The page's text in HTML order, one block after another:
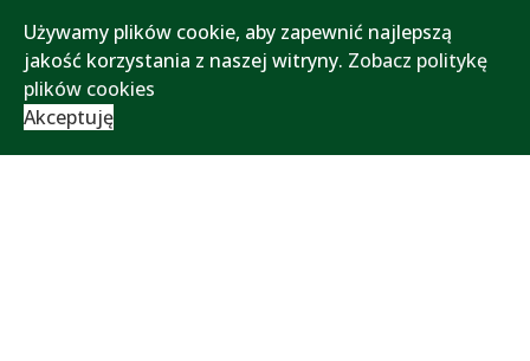
Używamy plików cookie, aby zapewnić najlepszą
jakość korzystania z naszej witryny. Zobacz politykę
plików cookies
Akceptuję